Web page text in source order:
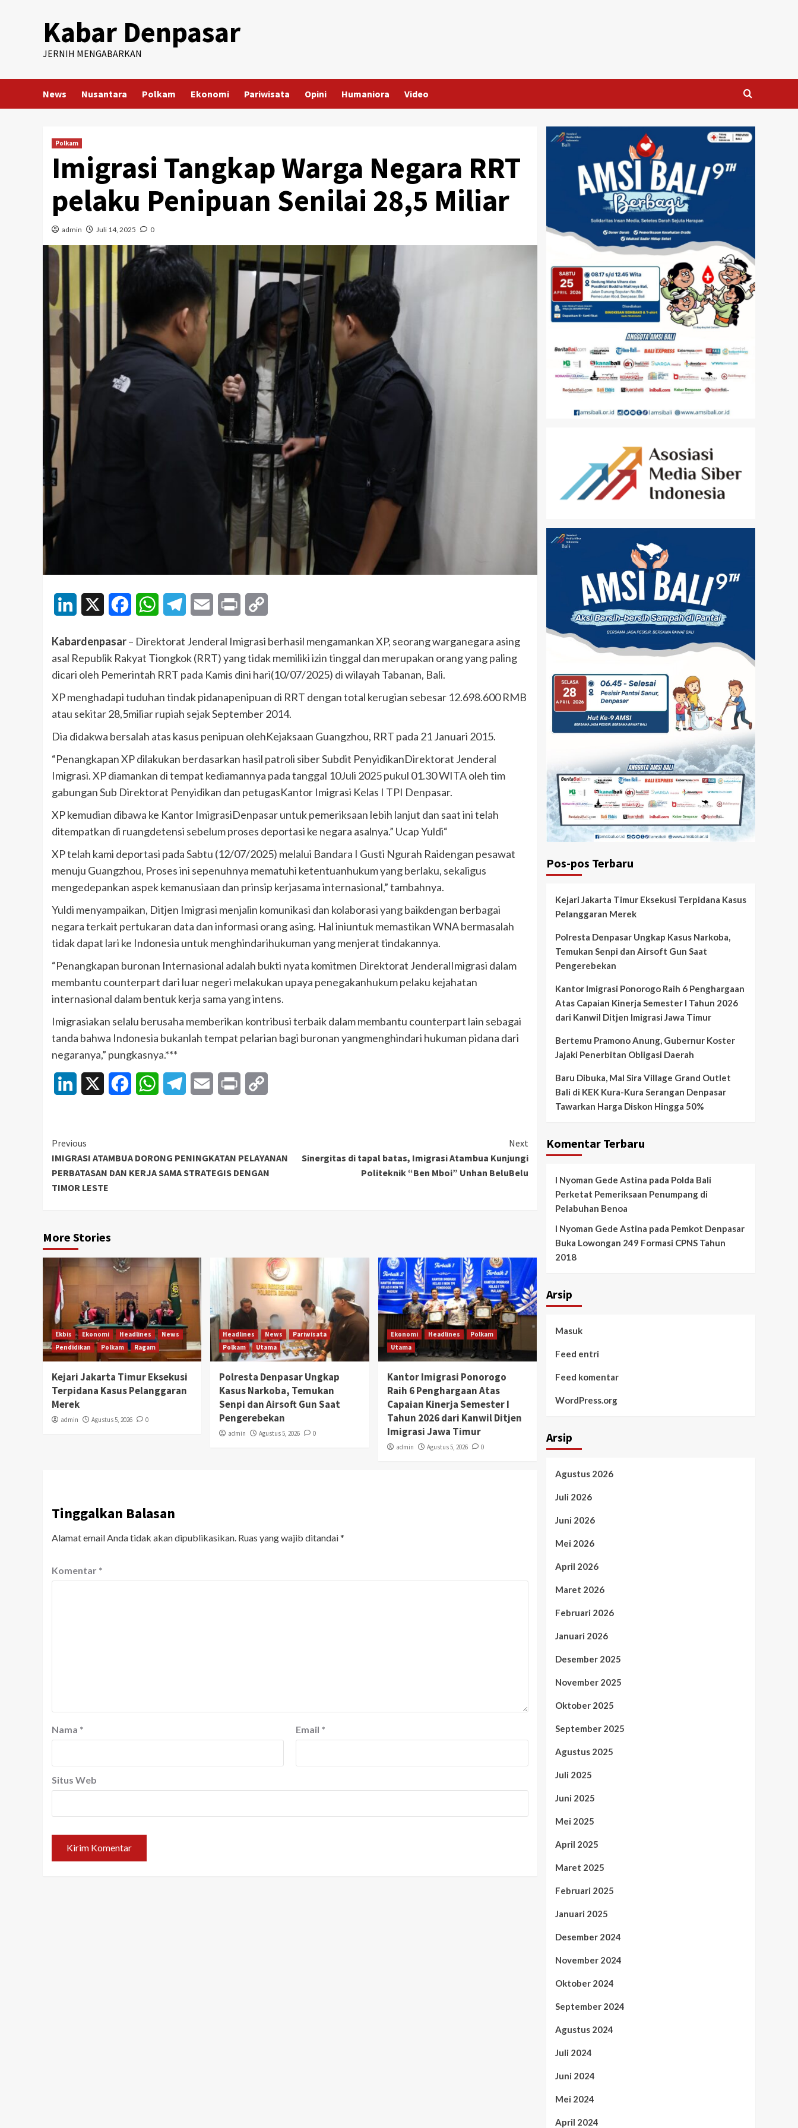
Kabar Denpasar
JERNIH MENGABARKAN
News Nusantara Polkam Ekonomi Pariwisata Opini Humaniora Video
Polkam
Imigrasi Tangkap Warga Negara RRT
pelaku Penipuan Senilai 28,5 Miliar
admin Juli 14, 2025 0
LinkedIn FacebookWhatsAppTelegramEmail Print
Kabardenpasar– Direktorat Jenderal Imigrasi berhasil mengamankan XP, seorang warganegara asing
asal Republik Rakyat Tiongkok (RRT) yang tidak memiliki izin tinggal dan merupakan orang yang paling
dicari oleh Pemerintah RRT pada Kamis dini hari(10/07/2025) di wilayah Tabanan, Bali.
XP menghadapi tuduhan tindak pidanapenipuan di RRT dengan total kerugian sebesar 12.698.600 RMB
atau sekitar 28,5miliar rupiah sejak September 2014.
Dia didakwa bersalah atas kasus penipuan olehKejaksaan Guangzhou, RRT pada 21 Januari 2015.
“Penangkapan XP dilakukan berdasarkan hasil patroli siber Subdit PenyidikanDirektorat Jenderal
Imigrasi. XP diamankan di tempat kediamannya pada tanggal 10Juli 2025 pukul 01.30 WITA oleh tim
gabungan Sub Direktorat Penyidikan dan petugasKantor Imigrasi Kelas I TPI Denpasar.
XP kemudian dibawa ke Kantor ImigrasiDenpasar untuk pemeriksaan lebih lanjut dan saat ini telah
ditempatkan di ruangdetensi sebelum proses deportasi ke negara asalnya.” Ucap Yuldi“
XP telah kami deportasi pada Sabtu (12/07/2025) melalui Bandara I Gusti Ngurah Raidengan pesawat
menuju Guangzhou, Proses ini sepenuhnya mematuhi ketentuanhukum yang berlaku, sekaligus
mengedepankan aspek kemanusiaan dan prinsip kerjasama internasional,” tambahnya.
Yuldi menyampaikan, Ditjen Imigrasi menjalin komunikasi dan kolaborasi yang baikdengan berbagai
negara terkait pertukaran data dan informasi orang asing. Hal iniuntuk memastikan WNA bermasalah
tidak dapat lari ke Indonesia untuk menghindarihukuman yang menjerat tindakannya.
“Penangkapan buronan Internasional adalah bukti nyata komitmen Direktorat JenderalImigrasi dalam
membantu counterpart dari luar negeri melakukan upaya penegakanhukum pelaku kejahatan
internasional dalam bentuk kerja sama yang intens.
Imigrasiakan selalu berusaha memberikan kontribusi terbaik dalam membantu counterpart lain sebagai
tanda bahwa Indonesia bukanlah tempat pelarian bagi buronan yangmenghindari hukuman pidana dari
negaranya,” pungkasnya.***
LinkedIn FacebookWhatsAppTelegramEmail Print
Continue
Reading
Previous
IMIGRASI ATAMBUA DORONG PENINGKATAN PELAYANAN
PERBATASAN DAN KERJA SAMA STRATEGIS DENGAN
TIMOR LESTE
Next
Sinergitas di tapal batas, Imigrasi Atambua Kunjungi
Politeknik “Ben Mboi” Unhan BeluBelu
More Stories
Ekbis Ekonomi Headlines
News
Pendidikan
Polkam Ragam
Kejari Jakarta Timur Eksekusi
Terpidana Kasus Pelanggaran
Merek
admin Agustus 5, 2026 0
Headlines News
Pariwisata
Polkam
Utama
Polresta Denpasar Ungkap
Kasus Narkoba, Temukan
Senpi dan Airsoft Gun Saat
Pengerebekan
admin Agustus 5, 2026 0
Ekonomi Headlines
Polkam
Utama
Kantor Imigrasi Ponorogo
Raih 6 Penghargaan Atas
Capaian Kinerja Semester I
Tahun 2026 dari Kanwil Ditjen
Imigrasi Jawa Timur
admin Agustus 5, 2026 0
Tinggalkan Balasan
Alamat email Anda tidak akan dipublikasikan. Ruas yang wajib ditandai*
Komentar *
Nama * Email *
Situs Web
Pos-pos Terbaru
Kejari Jakarta Timur Eksekusi Terpidana Kasus
Pelanggaran Merek
Polresta Denpasar Ungkap Kasus Narkoba,
Temukan Senpi dan Airsoft Gun Saat
Pengerebekan
Kantor Imigrasi Ponorogo Raih 6 Penghargaan
Atas Capaian Kinerja Semester I Tahun 2026
dari Kanwil Ditjen Imigrasi Jawa Timur
Bertemu Pramono Anung, Gubernur Koster
Jajaki Penerbitan Obligasi Daerah
Baru Dibuka, Mal Sira Village Grand Outlet
Bali di KEK Kura-Kura Serangan Denpasar
Tawarkan Harga Diskon Hingga 50%
Komentar Terbaru
I Nyoman Gede Astina pada Polda Bali
Perketat Pemeriksaan Penumpang di
Pelabuhan Benoa
I Nyoman Gede Astina pada Pemkot Denpasar
Buka Lowongan 249 Formasi CPNS Tahun
2018
Arsip
Masuk
Feed entri
Feed komentar
WordPress.org
Arsip
Agustus 2026
Juli 2026
Juni 2026
Mei 2026
April 2026
Maret 2026
Februari 2026
Januari 2026
Desember 2025
November 2025
Oktober 2025
September 2025
Agustus 2025
Juli 2025
Juni 2025
Mei 2025
April 2025
Maret 2025
Februari 2025
Januari 2025
Desember 2024
November 2024
Oktober 2024
September 2024
Agustus 2024
Juli 2024
Juni 2024
Mei 2024
April 2024